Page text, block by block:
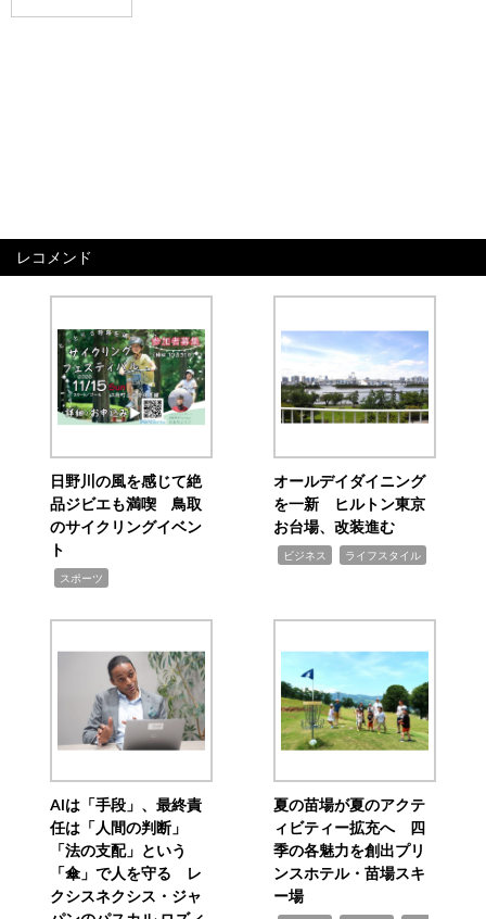
レコメンド
日野川の風を感じて絶
品ジビエも満喫 鳥取
のサイクリングイベン
ト
スポーツ
オールデイダイニング
を一新 ヒルトン東京
お台場、改装進む
ビジネス ライフスタイル
AIは「手段」、最終責
任は「人間の判断」
「法の支配」という
「傘」で人を守る レ
クシスネクシス・ジャ
夏の苗場が夏のアクテ
ィビティー拡充へ 四
季の各魅力を創出プリ
ンスホテル・苗場スキ
ー場